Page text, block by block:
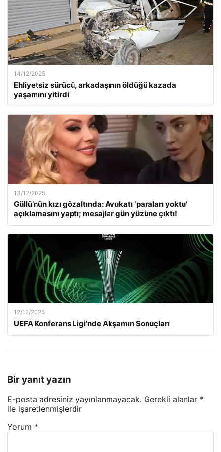
14/12/2025
Ehliyetsiz sürücü, arkadaşının öldüğü kazada
yaşamını yitirdi
13/12/2025
Güllü’nün kızı gözaltında: Avukatı ‘paraları yoktu’
açıklamasını yaptı; mesajlar gün yüzüne çıktı!
12/12/2025
UEFA Konferans Ligi’nde Akşamın Sonuçları
Bir yanıt yazın
E-posta adresiniz yayınlanmayacak. Gerekli alanlar *
ile işaretlenmişlerdir
Yorum *